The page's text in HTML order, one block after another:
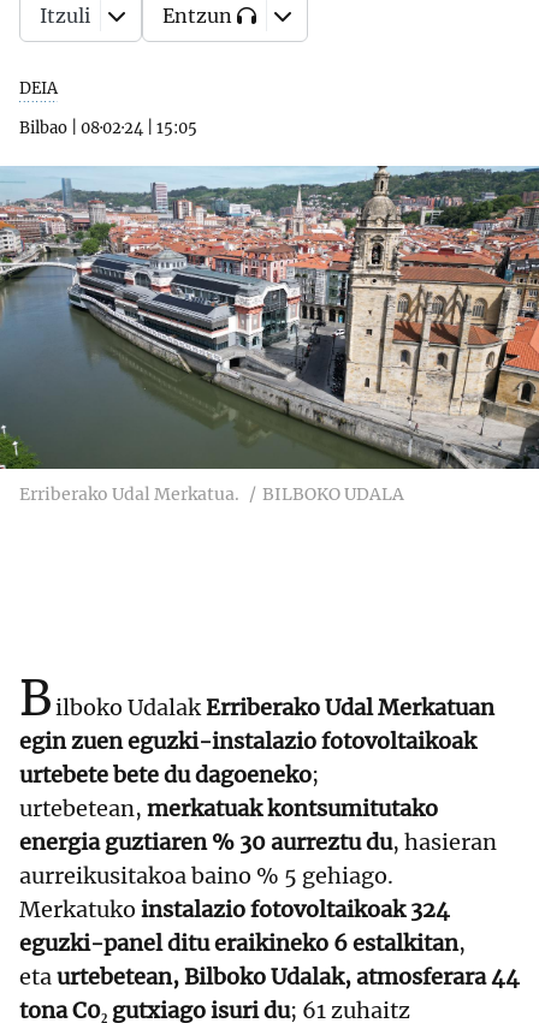
DEIA
Bilbao
08·02·24 15:05
Itzuli Entzun
Erriberako Udal Merkatua. BILBOKO UDALA
Bilboko UdalakErriberako Udal Merkatuan
egin zuen eguzki-instalazio fotovoltaikoak
urtebete bete du dagoeneko;
urtebetean, merkatuak kontsumitutako
energia guztiaren % 30 aurreztu du, hasieran
aurreikusitakoa baino % 5 gehiago.
Merkatuko instalazio fotovoltaikoak 324
eguzki-panel ditu eraikineko 6 estalkitan,
etaurtebetean, Bilboko Udalak, atmosferara 44
tona C0₂ gutxiago isuri du; 61 zuhaitz